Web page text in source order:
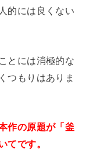
的には良くない
とには消極的な
つもりはありま
作の原題が「釜
てです。